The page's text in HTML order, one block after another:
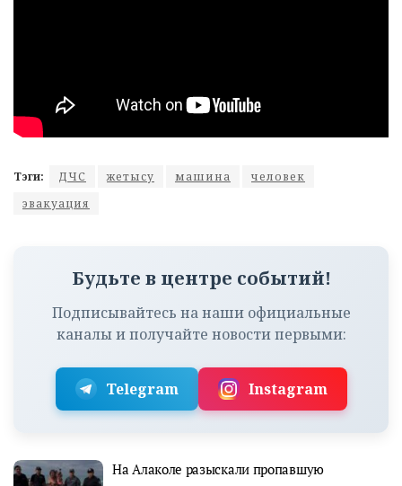
Тэги: ДЧС жетысу машина
человек
эвакуация
Будьте в центре событий!
Подписывайтесь на наши официальные
каналы и получайте новости первыми:
Telegram Instagram
На Алаколе разыскали пропавшую